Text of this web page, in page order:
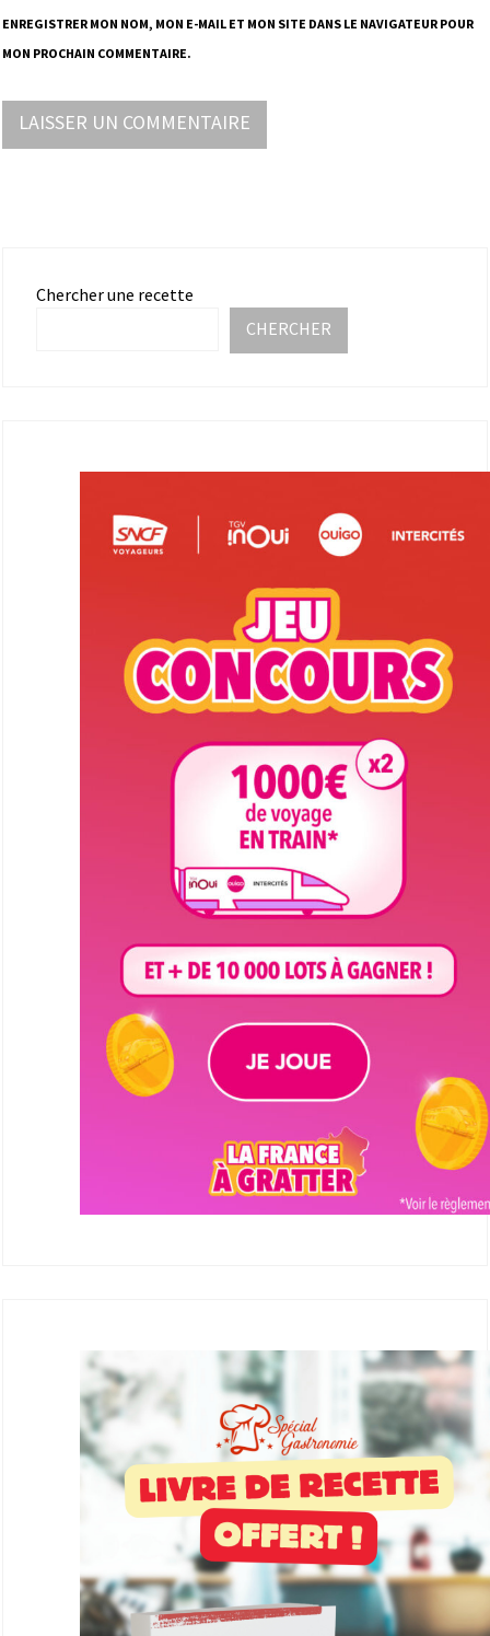
ENREGISTRER MON NOM, MON E-MAIL ET MON SITE DANS LE NAVIGATEUR POUR
MON PROCHAIN COMMENTAIRE.
Chercher une recette
CHERCHER